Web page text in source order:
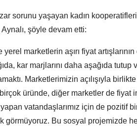
sorunu yaşayan kadın
şöyle devam etti:
marketlerin aşırı fiyat
kar marjlarını daha aşağıda tutup
Marketlerimizin açılışıyla birlikte
üründe, diğer marketler de fiyat
vatandaşlarımız için de pozitif
görmüyoruz. Bu sosyal projemizde